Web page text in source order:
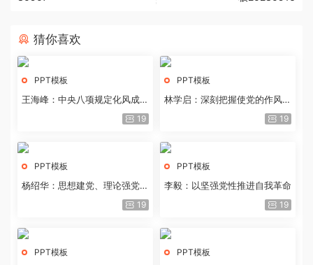
猜你喜欢
PPT模板
王海峰：中央八项规定化风成俗
19
PPT模板
林学启：深刻把握使党的作风全
19
PPT模板
杨绍华：思想建党、理论强党的
19
PPT模板
李毅：以坚强党性推进自我革命
19
PPT模板 PPT模板